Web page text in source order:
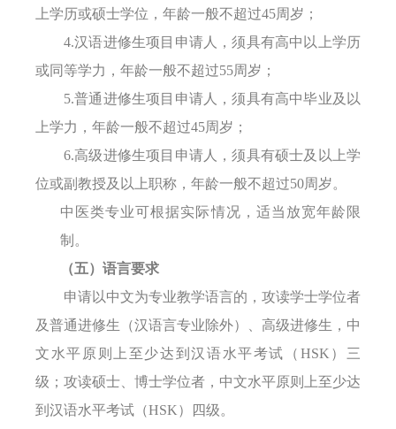
上学历或硕士学位，年龄一般不超过45周岁；
4.汉语进修生项目申请人，须具有高中以上学历
或同等学力，年龄一般不超过55周岁；
5.普通进修生项目申请人，须具有高中毕业及以
上学力，年龄一般不超过45周岁；
6.高级进修生项目申请人 ，须具有硕士及以上学
位或副教授及以上职称，年龄一般不超过50周岁。
中医类专业可根据实际情况，适当放宽年龄限
制。
（五）语言要求
申请以中文为专业教学语言的，攻读学士学位者
及普通进修生（汉语言专业除外）、高级进修生，中
文水平原则上至少达到汉语水平考试（ HSK）三
级；攻读硕士、博士学位者，中文水平原则上至少达
到汉语水平考试（HSK）四级。